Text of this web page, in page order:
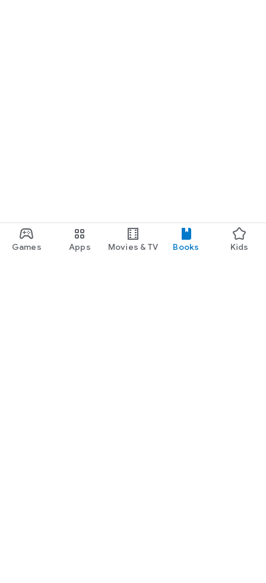
Games Apps Movies & TV Books Kids